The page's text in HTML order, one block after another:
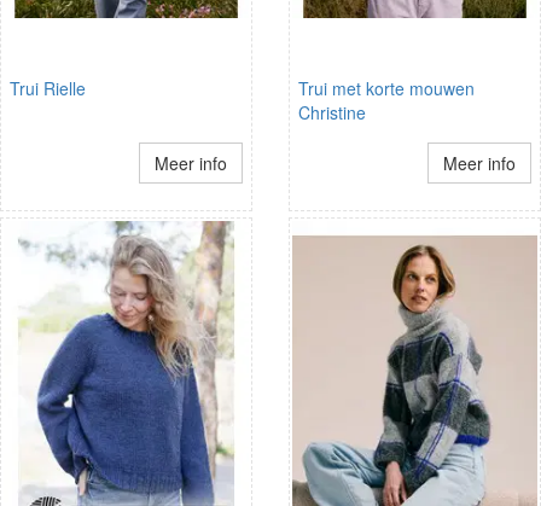
Trui Rielle
Meer info
Trui met korte mouwen
Christine
Meer info